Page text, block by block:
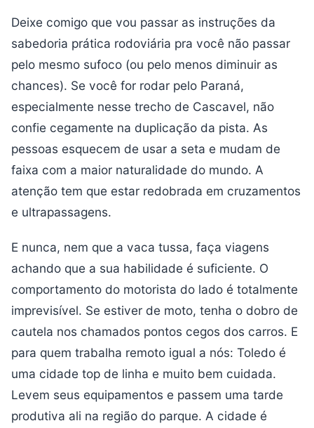
Deixe comigo que vou passar as instruções da
sabedoria prática rodoviária pra você não passar
pelo mesmo sufoco (ou pelo menos diminuir as
chances). Se você for rodar pelo Paraná,
especialmente nesse trecho de Cascavel, não
confie cegamente na duplicação da pista. As
pessoas esquecem de usar a seta e mudam de
faixa com a maior naturalidade do mundo. A
atenção tem que estar redobrada em cruzamentos
e ultrapassagens.
E nunca, nem que a vaca tussa, faça viagens
achando que a sua habilidade é suficiente. O
comportamento do motorista do lado é totalmente
imprevisível. Se estiver de moto, tenha o dobro de
cautela nos chamados pontos cegos dos carros. E
para quem trabalha remoto igual a nós: Toledo é
uma cidade top de linha e muito bem cuidada.
Levem seus equipamentos e passem uma tarde
produtiva ali na região do parque. A cidade é